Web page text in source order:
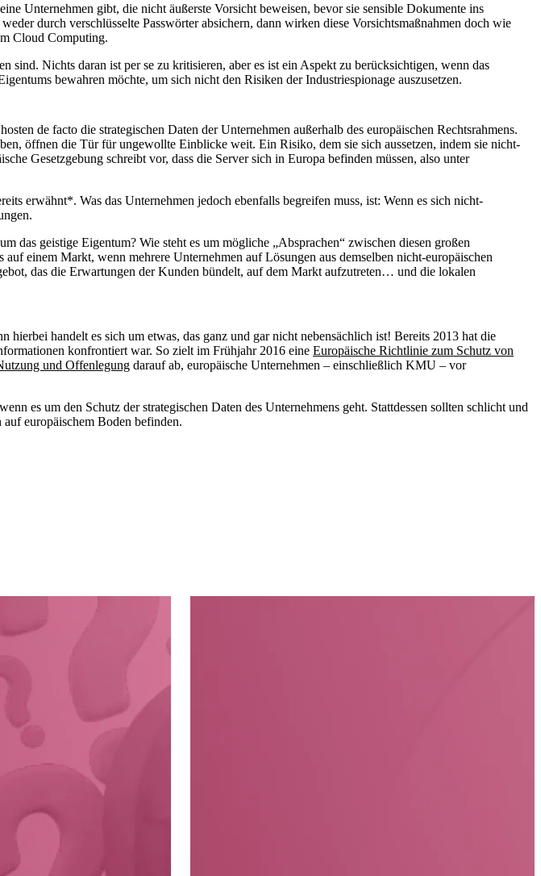
Unternehmen gibt, die nicht äußerste Vorsicht beweisen, bevor sie sensible Dokumente ins
durch verschlüsselte Passwörter absichern, dann wirken diese Vorsichtsmaßnahmen doch wie
Cloud Computing.
sind. Nichts daran ist per se zu kritisieren, aber es ist ein Aspekt zu berücksichtigen, wenn das
bewahren möchte, um sich nicht den Risiken der Industriespionage auszusetzen.
de facto die strategischen Daten der Unternehmen außerhalb des europäischen Rechtsrahmens.
öffnen die Tür für ungewollte Einblicke weit. Ein Risiko, dem sie sich aussetzen, indem sie nicht-
Gesetzgebung schreibt vor, dass die Server sich in Europa befinden müssen, also unter
erwähnt*. Was das Unternehmen jedoch ebenfalls begreifen muss, ist: Wenn es sich nicht-
das geistige Eigentum? Wie steht es um mögliche „Absprachen“ zwischen diesen großen
einem Markt, wenn mehrere Unternehmen auf Lösungen aus demselben nicht-europäischen
das die Erwartungen der Kunden bündelt, auf dem Markt aufzutreten… und die lokalen
handelt es sich um etwas, das ganz und gar nicht nebensächlich ist! Bereits 2013 hat die
konfrontiert war. So zielt im Frühjahr 2016 eine Europäische Richtlinie zum Schutz von
und Offenlegung darauf ab, europäische Unternehmen – einschließlich KMU – vor
es um den Schutz der strategischen Daten des Unternehmens geht. Stattdessen sollten schlicht und
europäischem Boden befinden.